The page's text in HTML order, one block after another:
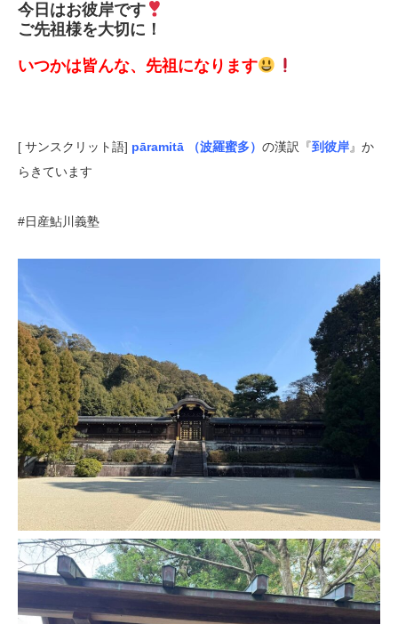
今日はお彼岸です
ご先祖様を大切に！
いつかは皆んな、先祖になります
[ サンスクリット語] pāramitā （波羅蜜多） の漢訳『到彼岸』か
らきています
#日産鮎川義塾